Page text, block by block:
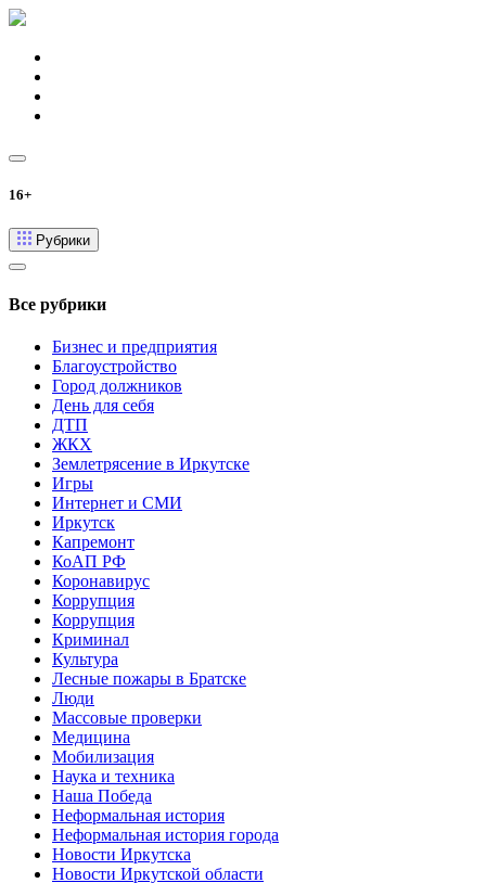
16+
Рубрики
Все рубрики
Бизнес и предприятия
Благоустройство
Город должников
День для себя
ДТП
ЖКХ
Землетрясение в Иркутске
Игры
Интернет и СМИ
Иркутск
Капремонт
КоАП РФ
Коронавирус
Коррупция
Коррупция
Криминал
Культура
Лесные пожары в Братске
Люди
Массовые проверки
Медицина
Мобилизация
Наука и техника
Наша Победа
Неформальная история
Неформальная история города
Новости Иркутска
Новости Иркутской области